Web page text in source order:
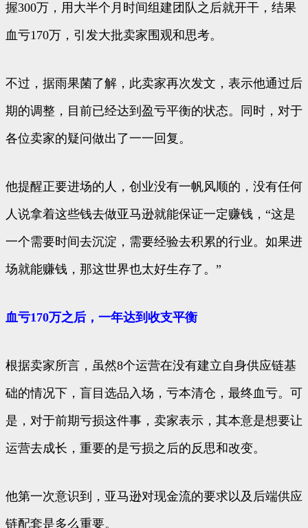
握300万，用大半个月时间组建团队之后就开干，结果
血亏170万，引发大批卖家围观和思考。
不过，据雨果菌了解，此卖家再次发文，表示他通过后
期的调整，目前已经达到盈亏平衡的状态。同时，对于
各位卖家的疑问做出了一一回复。
他提醒正要进场的人，创业没有一帆风顺的，没有任何
人说拿着这些钱去做亚马逊就能保证一定赚钱，“这是
一个需要时间去沉淀，需要经验去积累的行业。如果进
场就能赚钱，那这世界也太好生存了。”
血亏170万之后，一年达到收支平衡
根据卖家所言，虽然8个运营在没有建立自身供应链基
础的情况下，盲目选品入场，亏本清仓，最终血亏。可
是，对于前期亏损这件事，卖家表示，其本意是想要让
运营去成长，重要的是亏损之后的反思和改变。
他第一次意识到，亚马逊对现金流的要求以及后端供应
链配套是多么重要。